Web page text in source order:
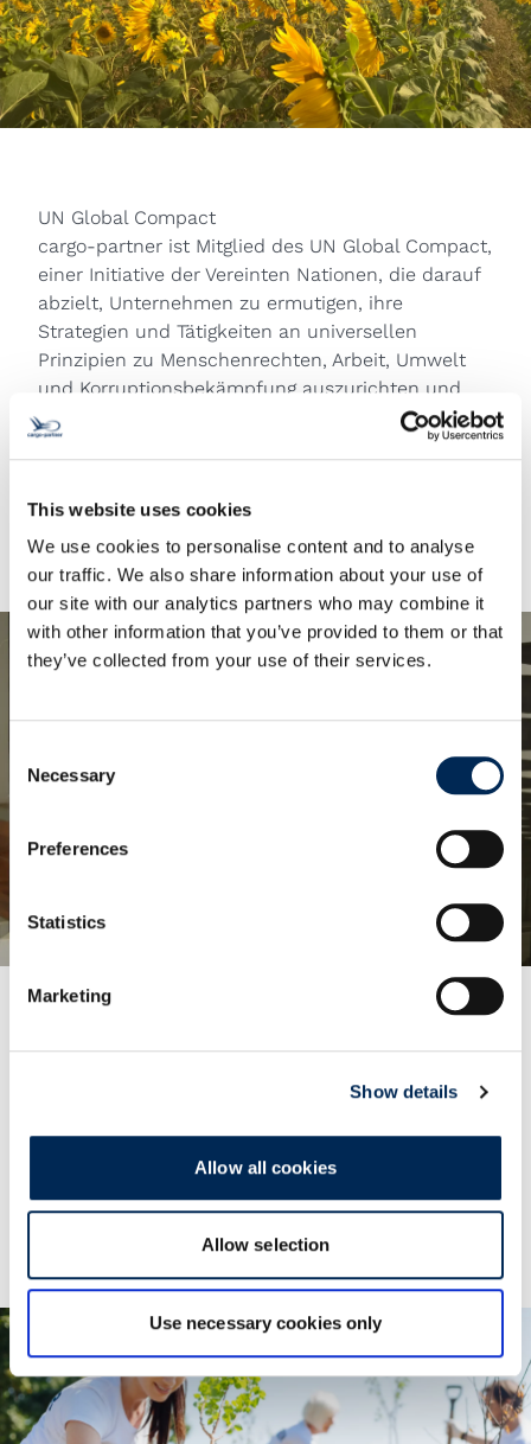
This website uses cookies
We use cookies to personalise content and to analyse
our traffic. We also share information about your use of
our site with our analytics partners who may combine it
with other information that you’ve provided to them or that
they’ve collected from your use of their services.
Selection
Necessary
Preferences
Statistics
Marketing
Show details
Allow all cookies
Allow selection
Use necessary cookies only
UN Global Compact
cargo-partner ist Mitglied des UN Global Compact,
einer Initiative der Vereinten Nationen, die darauf
abzielt, Unternehmen zu ermutigen, ihre
Strategien und Tätigkeiten an universellen
Prinzipien zu Menschenrechten, Arbeit, Umwelt
und Korruptionsbekämpfung auszurichten und
Maßnahmen zu ergreifen, die gesellschaftliche
Ziele fördern.
Mehr Information
Upcycling von gebrauchten LKW-Planen
wir alten Planen ein neues Leben.
Mehr Information